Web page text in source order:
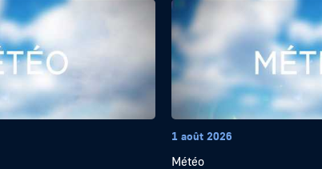
1 août 2026
Météo